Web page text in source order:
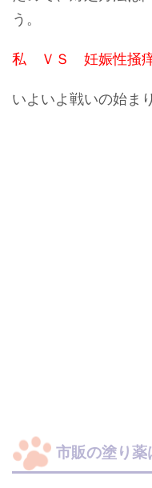
う。
私 ＶＳ 妊娠性掻
いよいよ戦いの始ま
市販の塗り